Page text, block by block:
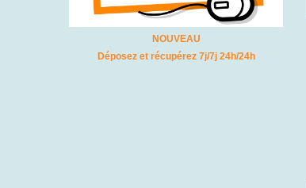
NOUVEAU
Déposez et récupérez 7j/7j 24h/24h